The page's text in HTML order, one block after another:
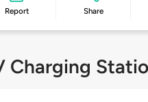
Report Share
Charging